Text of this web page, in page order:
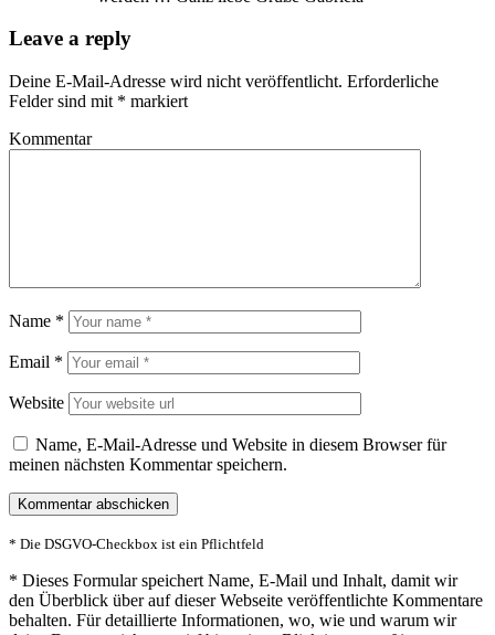
Leave a reply
Deine E-Mail-Adresse wird nicht veröffentlicht. Erforderliche
Felder sind mit * markiert
Kommentar
Name *
Email *
Website
Name, E-Mail-Adresse und Website in diesem Browser für
meinen nächsten Kommentar speichern.
* Die DSGVO-Checkbox ist ein Pflichtfeld
* Dieses Formular speichert Name, E-Mail und Inhalt, damit wir
den Überblick über auf dieser Webseite veröffentlichte Kommentare
behalten. Für detaillierte Informationen, wo, wie und warum wir